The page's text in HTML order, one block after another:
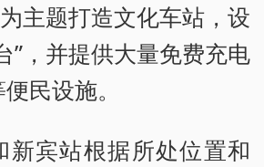
主题打造文化车站，设
”，并提供大量免费充电
民设施。
新宾站根据所处位置和